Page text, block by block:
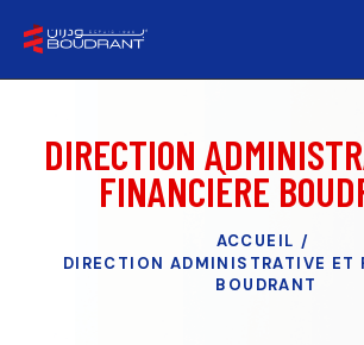
DIRECTION
FINANCIÈRE
ACCUEIL
DIRECTION ADMINISTRATIVE ET
BOUDRANT